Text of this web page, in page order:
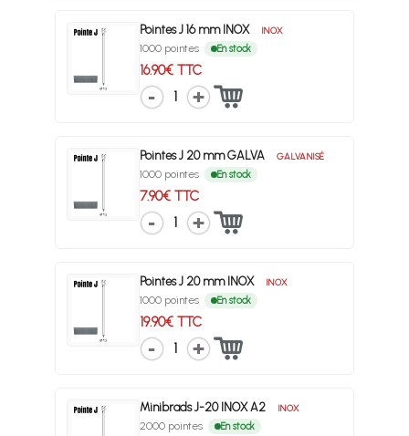
Pointes J 16 mm INOX INOX
1000 pointes En stock
16.90€ TTC
1
Pointes J 20 mm GALVA GALVANISÉ
1000 pointes En stock
7.90€ TTC
1
Pointes J 20 mm INOX INOX
1000 pointes En stock
19.90€ TTC
1
Minibrads J-20 INOX A2 INOX
2000 pointes En stock